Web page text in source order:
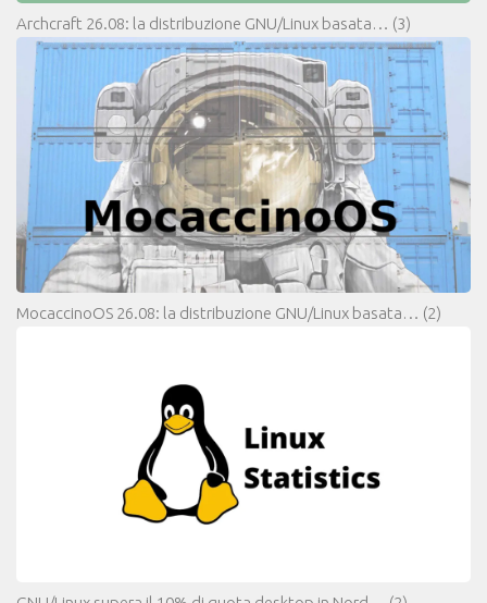
Archcraft 26.08: la distribuzione GNU/Linux basata… (3)
MocaccinoOS 26.08: la distribuzione GNU/Linux basata… (2)